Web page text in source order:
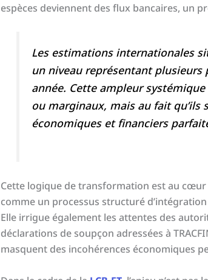
espèces deviennent des flux bancaires, un
Les estimations internationales
un niveau représentant
année. Cette ampleur
ou marginaux, mais au fait qu’ils
économiques et financiers
Cette logique de transformation est au
comme un processus structuré
Elle irrigue également les attentes des
déclarations de soupçon adressées à
masquent des incohérences économiques